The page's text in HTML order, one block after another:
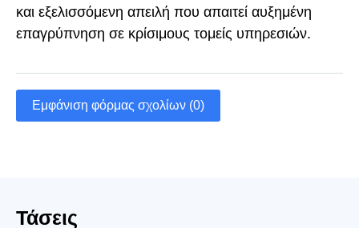
και εξελισσόμενη απειλή που απαιτεί αυξημένη
επαγρύπνηση σε κρίσιμους τομείς υπηρεσιών.
Εμφάνιση φόρμας σχολίων (0)
Τάσεις